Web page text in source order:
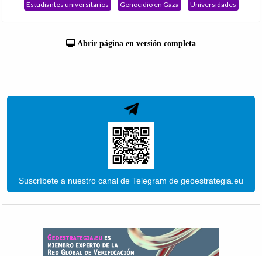
Estudiantes universitarios
Genocidio en Gaza Universidades
Abrir página en versión completa
Suscríbete a nuestro canal de Telegram de geoestrategia.eu